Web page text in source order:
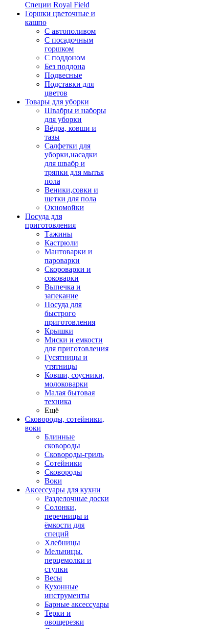
Специи Royal Field
Горшки цветочные и
кашпо
С автополивом
С посадочным
горшком
С поддоном
Без поддона
Подвесные
Подставки для
цветов
Товары для уборки
Швабры и наборы
для уборки
Вёдра, ковши и
тазы
Салфетки для
уборки,насадки
для швабр и
тряпки для мытья
пола
Веники,совки и
щетки для пола
Окномойки
Посуда для
приготовления
Тажины
Кастрюли
Мантоварки и
пароварки
Скороварки и
соковарки
Выпечка и
запекание
Посуда для
быстрого
приготовления
Крышки
Миски и емкости
для приготовления
Гусятницы и
утятницы
Ковши, соусники,
молоковарки
Малая бытовая
техника
Ещё
Сковороды, сотейники,
воки
Блинные
сковороды
Сковороды-гриль
Сотейники
Сковороды
Воки
Аксессуары для кухни
Разделочные доски
Солонки,
перечницы и
ёмкости для
специй
Хлебницы
Мельницы.
перцемолки и
ступки
Весы
Кухонные
инструменты
Барные аксессуары
Терки и
овощерезки